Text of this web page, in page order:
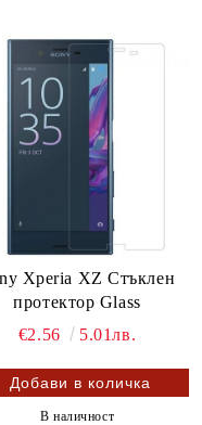
Xperia XZ Стъклен
протектор Glass
€2.56
5.01лв.
В наличност